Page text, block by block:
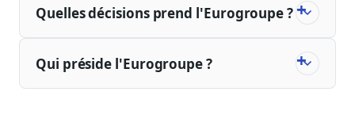
Quelles décisions prend l'Eurogroupe ?
Qui préside l'Eurogroupe ?